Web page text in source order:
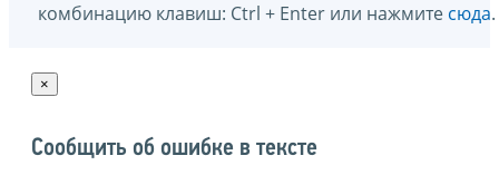
комбинацию клавиш: Ctrl + Enter или нажмите сюда.
×
Сообщить об ошибке в тексте